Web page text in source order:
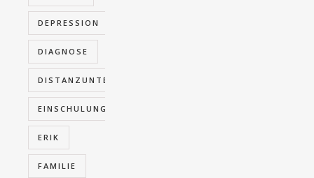
DEPRESSION
DIAGNOSE
DISTANZUNTERRICHT
EINSCHULUNG
ERIK
FAMILIE